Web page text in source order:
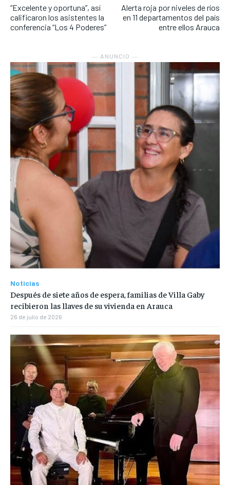
“Excelente y oportuna”, así
calificaron los asistentes la
conferencia “Los 4 Poderes”
Alerta roja por niveles de ríos
en 11 departamentos del país
entre ellos Arauca
― ANUNCIO ―
Noticias
Después de siete años de espera, familias de Villa Gaby
recibieron las llaves de su vivienda en Arauca
26 de julio de 2026